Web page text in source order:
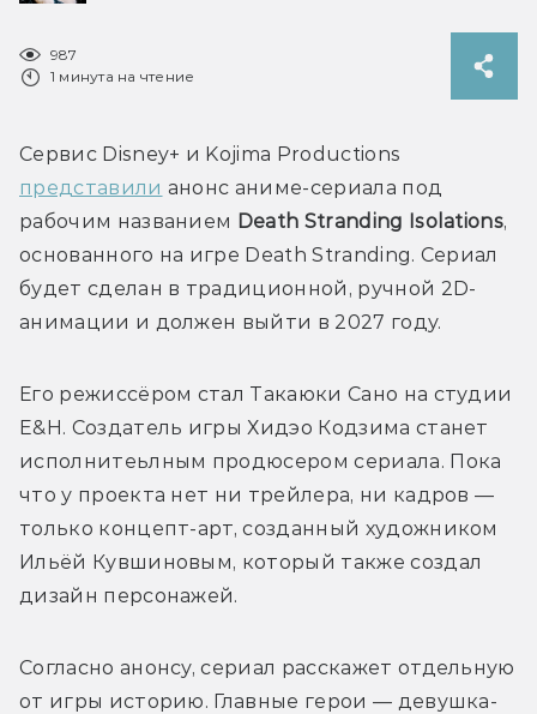
987
1 минута на чтение
представили анонс аниме-сериала под
рабочим названием Death Stranding Isolations,
основанного на игре Death Stranding. Сериал
будет сделан в традиционной, ручной 2D-
Его режиссёром стал Такаюки Сано на студии
E&H. Создатель игры Хидэо Кодзима станет
исполнитеьлным продюсером сериала. Пока
что у проекта нет ни трейлера, ни кадров —
только концепт-арт, созданный художником
Ильёй Кувшиновым, который также создал
Согласно анонсу, сериал расскажет отдельную
от игры историю. Главные герои — девушка-